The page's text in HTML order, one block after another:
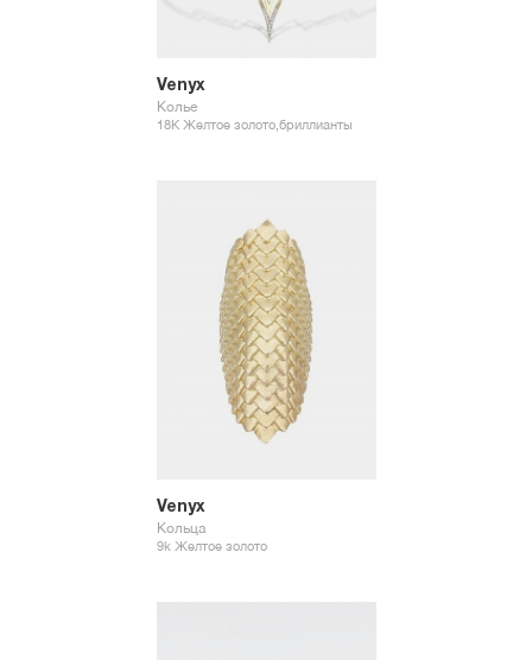
Venyx
Колье
18К Желтое золото,бриллианты
Venyx
Кольца
9k Желтое золото